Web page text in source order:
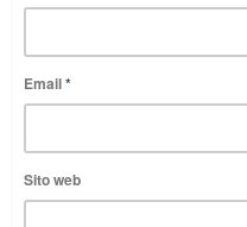
Email*
Sito web